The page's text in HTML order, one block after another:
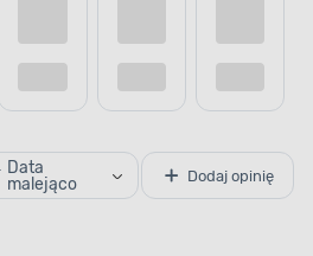
Data
malejąco
Dodaj opinię